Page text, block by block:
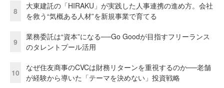
8
大東建託の「HIRAKU」が実践した人事連携の進め方。会社
を救う“気概ある人材”を新規事業で育てる
9
業務委託は“資本”になる──Go Goodが目指すフリーランス
のタレントプール活用
10
なぜ住友商事のCVCは財務リターンを重視するのか──老舗
が経験から導いた「テーマを決めない」投資戦略